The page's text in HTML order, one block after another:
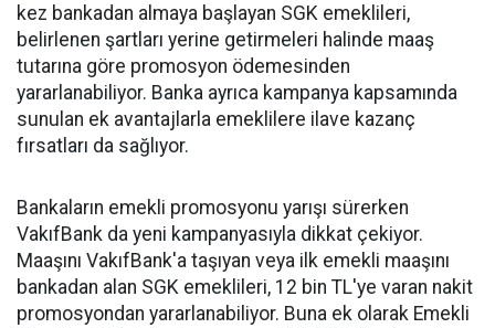
kez bankadan almaya başlayan SGK emeklileri,
belirlenen şartları yerine getirmeleri halinde maaş
tutarına göre promosyon ödemesinden
yararlanabiliyor. Banka ayrıca kampanya kapsamında
sunulan ek avantajlarla emeklilere ilave kazanç
fırsatları da sağlıyor.
Bankaların emekli promosyonu yarışı sürerken
VakıfBank da yeni kampanyasıyla dikkat çekiyor.
Maaşını VakıfBank'a taşıyan veya ilk emekli maaşını
bankadan alan SGK emeklileri, 12 bin TL'ye varan nakit
promosyondan yararlanabiliyor. Buna ek olarak Emekli